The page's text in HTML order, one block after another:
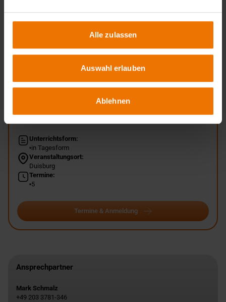
Alle zulassen
Auswahl erlauben
Ablehnen
Seminar vorgestellt. Ausführlich wird die Erstellung von
Schweißanweisungen auf Basis praktischer Beispiele und
unter Bezug von Verfahrensprüfungen gemäß DIN EN ISO
15614-1 behandelt.
Unterrichtsform:
in Tagesform
Veranstaltungsort:
Duisburg
Termine:
5
Termine & Anmeldung
Ansprechpartner
Mark Schmalz
+49 203 3781-346